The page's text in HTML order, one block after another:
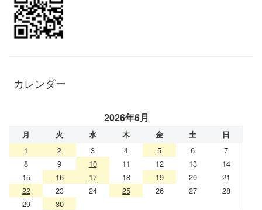
カレンダー
2026年6月
月 火 水 木 金 土 日
1 2 3 4 5 6
7
8
9 10 11 12 13
14
15
16 17 18 19 20
21
22
23 24 25 26 27
28
29
30